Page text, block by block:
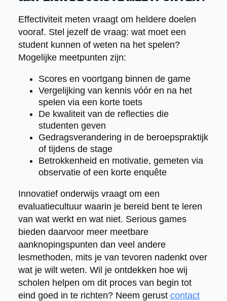
Effectiviteit meten vraagt om heldere doelen
vooraf. Stel jezelf de vraag: wat moet een
student kunnen of weten na het spelen?
Mogelijke meetpunten zijn:
Scores en voortgang binnen de game
Vergelijking van kennis vóór en na het
spelen via een korte toets
De kwaliteit van de reflecties die
studenten geven
Gedragsverandering in de beroepspraktijk
of tijdens de stage
Betrokkenheid en motivatie, gemeten via
observatie of een korte enquête
Innovatief onderwijs vraagt om een
evaluatiecultuur waarin je bereid bent te leren
van wat werkt en wat niet. Serious games
bieden daarvoor meer meetbare
aanknopingspunten dan veel andere
lesmethoden, mits je van tevoren nadenkt over
wat je wilt weten. Wil je ontdekken hoe wij
scholen helpen om dit proces van begin tot
eind goed in te richten? Neem gerust contact